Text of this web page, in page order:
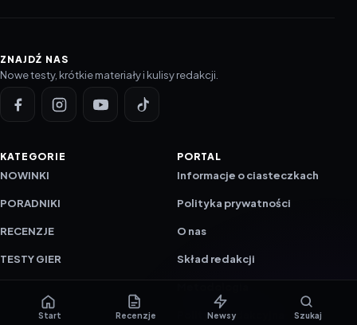
ZNAJDŹ NAS
Nowe testy, krótkie materiały i kulisy redakcji.
KATEGORIE
NOWINKI
PORADNIKI
RECENZJE
TESTY GIER
PORTAL
Informacje o ciasteczkach
Polityka prywatności
O nas
Skład redakcji
Polityka redakcyjna
Start Recenzje Newsy Szukaj